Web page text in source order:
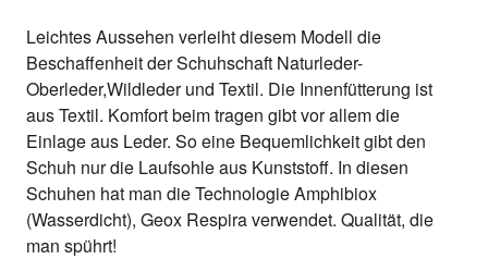
Leichtes Aussehen verleiht diesem Modell die
Beschaffenheit der Schuhschaft Naturleder-
Oberleder,Wildleder und Textil. Die Innenfütterung ist
aus Textil. Komfort beim tragen gibt vor allem die
Einlage aus Leder. So eine Bequemlichkeit gibt den
Schuh nur die Laufsohle aus Kunststoff. In diesen
Schuhen hat man die Technologie Amphibiox
(Wasserdicht), Geox Respira verwendet. Qualität, die
man spührt!